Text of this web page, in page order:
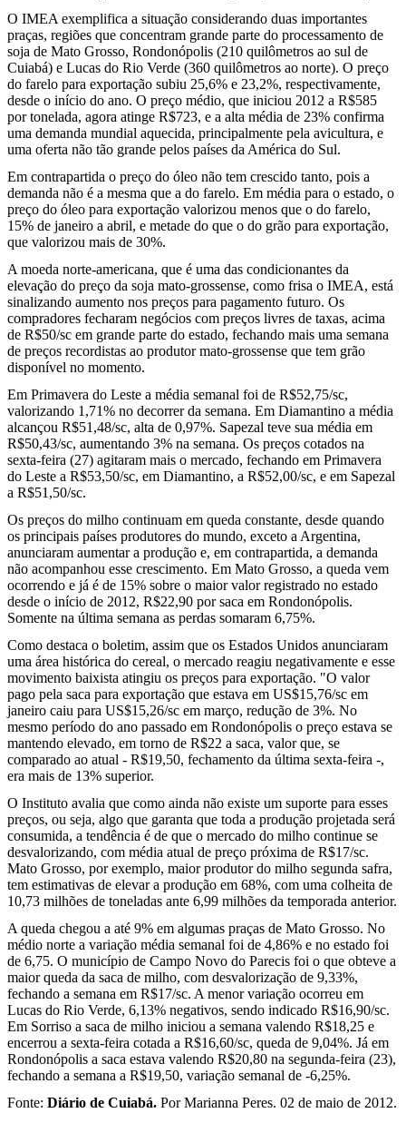
O IMEA exemplifica a situação considerando duas importantes
praças, regiões que concentram grande parte do processamento de
soja de Mato Grosso, Rondonópolis (210 quilômetros ao sul de
Cuiabá) e Lucas do Rio Verde (360 quilômetros ao norte). O preço
do farelo para exportação subiu 25,6% e 23,2%, respectivamente,
desde o início do ano. O preço médio, que iniciou 2012 a R$585
por tonelada, agora atinge R$723, e a alta média de 23% confirma
uma demanda mundial aquecida, principalmente pela avicultura, e
uma oferta não tão grande pelos países da América do Sul.
Em contrapartida o preço do óleo não tem crescido tanto, pois a
demanda não é a mesma que a do farelo. Em média para o estado, o
preço do óleo para exportação valorizou menos que o do farelo,
15% de janeiro a abril, e metade do que o do grão para exportação,
que valorizou mais de 30%.
A moeda norte-americana, que é uma das condicionantes da
elevação do preço da soja mato-grossense, como frisa o IMEA, está
sinalizando aumento nos preços para pagamento futuro. Os
compradores fecharam negócios com preços livres de taxas, acima
de R$50/sc em grande parte do estado, fechando mais uma semana
de preços recordistas ao produtor mato-grossense que tem grão
disponível no momento.
Em Primavera do Leste a média semanal foi de R$52,75/sc,
valorizando 1,71% no decorrer da semana. Em Diamantino a média
alcançou R$51,48/sc, alta de 0,97%. Sapezal teve sua média em
R$50,43/sc, aumentando 3% na semana. Os preços cotados na
sexta-feira (27) agitaram mais o mercado, fechando em Primavera
do Leste a R$53,50/sc, em Diamantino, a R$52,00/sc, e em Sapezal
a R$51,50/sc.
Os preços do milho continuam em queda constante, desde quando
os principais países produtores do mundo, exceto a Argentina,
anunciaram aumentar a produção e, em contrapartida, a demanda
não acompanhou esse crescimento. Em Mato Grosso, a queda vem
ocorrendo e já é de 15% sobre o maior valor registrado no estado
desde o início de 2012, R$22,90 por saca em Rondonópolis.
Somente na última semana as perdas somaram 6,75%.
Como destaca o boletim, assim que os Estados Unidos anunciaram
uma área histórica do cereal, o mercado reagiu negativamente e esse
movimento baixista atingiu os preços para exportação. "O valor
pago pela saca para exportação que estava em US$15,76/sc em
janeiro caiu para US$15,26/sc em março, redução de 3%. No
mesmo período do ano passado em Rondonópolis o preço estava se
mantendo elevado, em torno de R$22 a saca, valor que, se
comparado ao atual - R$19,50, fechamento da última sexta-feira -,
era mais de 13% superior.
O Instituto avalia que como ainda não existe um suporte para esses
preços, ou seja, algo que garanta que toda a produção projetada será
consumida, a tendência é de que o mercado do milho continue se
desvalorizando, com média atual de preço próxima de R$17/sc.
Mato Grosso, por exemplo, maior produtor do milho segunda safra,
tem estimativas de elevar a produção em 68%, com uma colheita de
10,73 milhões de toneladas ante 6,99 milhões da temporada anterior.
A queda chegou a até 9% em algumas praças de Mato Grosso. No
médio norte a variação média semanal foi de 4,86% e no estado foi
de 6,75. O município de Campo Novo do Parecis foi o que obteve a
maior queda da saca de milho, com desvalorização de 9,33%,
fechando a semana em R$17/sc. A menor variação ocorreu em
Lucas do Rio Verde, 6,13% negativos, sendo indicado R$16,90/sc.
Em Sorriso a saca de milho iniciou a semana valendo R$18,25 e
encerrou a sexta-feira cotada a R$16,60/sc, queda de 9,04%. Já em
Rondonópolis a saca estava valendo R$20,80 na segunda-feira (23),
fechando a semana a R$19,50, variação semanal de -6,25%.
Fonte: Diário de Cuiabá. Por Marianna Peres. 02 de maio de 2012.